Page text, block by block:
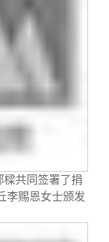
樑共同签署了捐
李赐恩女士颁发